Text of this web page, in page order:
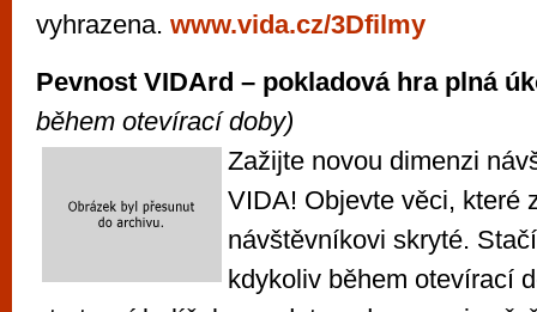
vyhrazena. www.vida.cz/3Dfilmy
Pevnost VIDArd – pokladová hra plná
během otevírací doby)
Zažijte novou dimenzi
VIDA! Objevte věci, které
návštěvníkovi skryté.
kdykoliv během otevírací